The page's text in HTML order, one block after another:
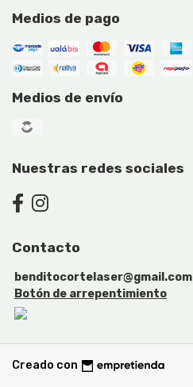
Medios de pago
Medios de envío
Nuestras redes sociales
Contacto
benditocortelaser@gmail.com
Botón de arrepentimiento
Creado con